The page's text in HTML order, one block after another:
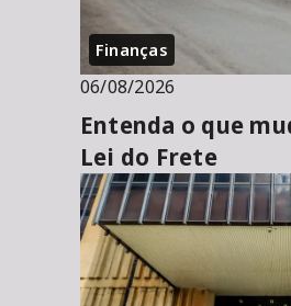
Finanças
06/08/2026
Entenda o que
Lei do Frete